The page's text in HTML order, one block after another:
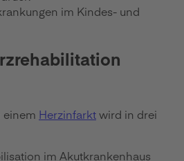
im Kindes- und
einem Herzinfarktwird in drei
im Akutkrankenhaus